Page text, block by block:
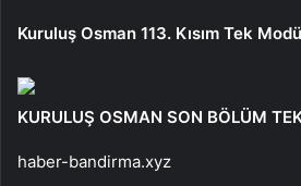
Kuruluş Osman 113. Kısım Tek
KURULUŞ OSMAN SON BÖLÜM
haber-bandirma.xyz